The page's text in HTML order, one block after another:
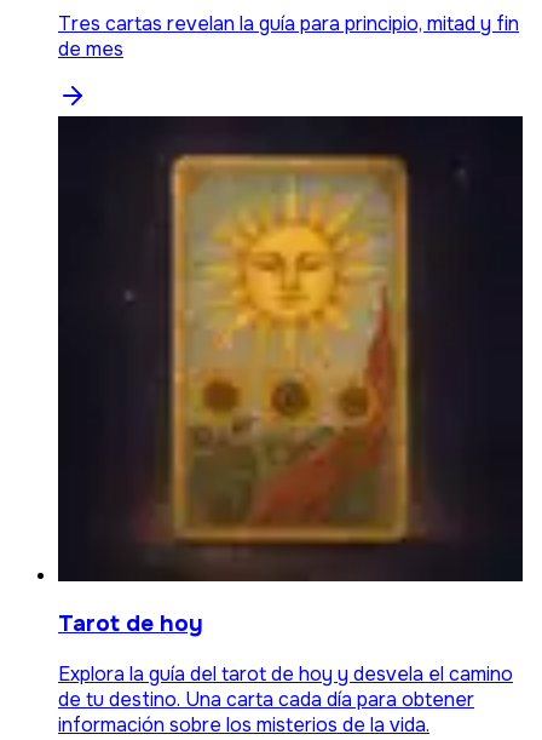
Tres cartas revelan la guía para principio, mitad y fin
de mes
Tarot de hoy
Explora la guía del tarot de hoy y desvela el camino
de tu destino. Una carta cada día para obtener
información sobre los misterios de la vida.